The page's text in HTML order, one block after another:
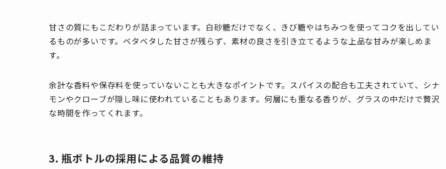
甘さの質にもこだわりが詰まっています。白砂糖だけでなく、きび糖やはちみつを使ってコクを出してい
るものが多いです。ベタベタした甘さが残らず、素材の良さを引き立てるような上品な甘みが楽しめま
す。
余計な香料や保存料を使っていないことも大きなポイントです。スパイスの配合も工夫されていて、シナ
モンやクローブが隠し味に使われていることもあります。何層にも重なる香りが、グラスの中だけで贅沢
な時間を作ってくれます。
3. 瓶ボトルの採用による品質の維持